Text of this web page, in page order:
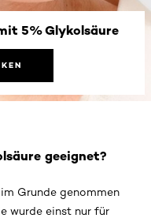
5% Glykolsäure
geeignet?
Grunde genommen
wurde einst nur für